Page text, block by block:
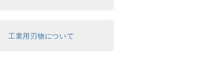
工業用刃物について